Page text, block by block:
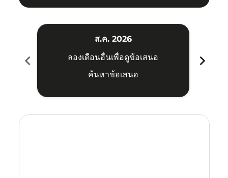
chevron_left
ส.ค. 2026
ลองเดือนอื่นเพื่อดูข้อเสนอ
ค้นหาข้อเสนอ
chevron_right